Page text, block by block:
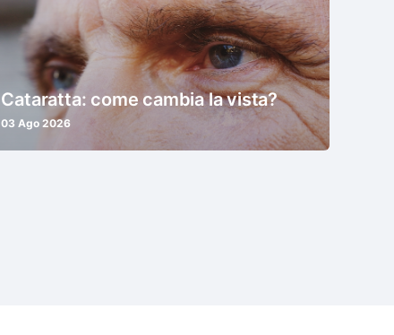
Cataratta: come cambia la vista?
03 Ago 2026